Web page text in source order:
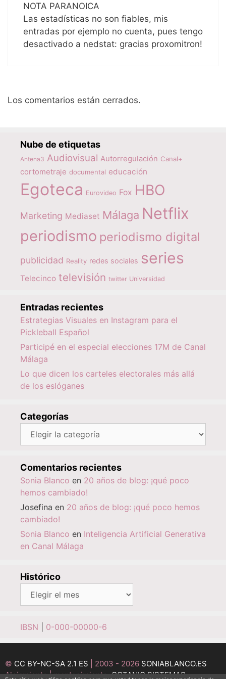
NOTA PARANOICA
Las estadísticas no son fiables, mis
entradas por ejemplo no cuenta, pues tengo
desactivado a nedstat: gracias proxomitron!
Los comentarios están cerrados.
Nube de etiquetas
Antena3 Audiovisual Autorregulación Canal+
cortometraje documental educación
Egoteca Eurovideo Fox HBO
Marketing Mediaset Málaga Netflix
periodismo periodismo digital
publicidad Reality redes sociales series
Telecinco televisión twitter Universidad
Entradas recientes
Estrategias Visuales en Instagram para el
Pickleball Español
Participé en el especial elecciones 17M de Canal
Málaga
Lo que dicen los carteles electorales más allá
de los eslóganes
Categorías
Comentarios recientes
Sonia Blanco en 20 años de blog: ¡qué poco
hemos cambiado!
Josefina en 20 años de blog: ¡qué poco hemos
cambiado!
Sonia Blanco en Inteligencia Artificial Generativa
en Canal Málaga
Histórico
IBSN 0-000-00000-6
© CC BY-NC-SA 2.1 ES | 2003 - 2026 SONIABLANCO.ES
Alojamiento | mantenimiento:OCTANIO SISTEMAS